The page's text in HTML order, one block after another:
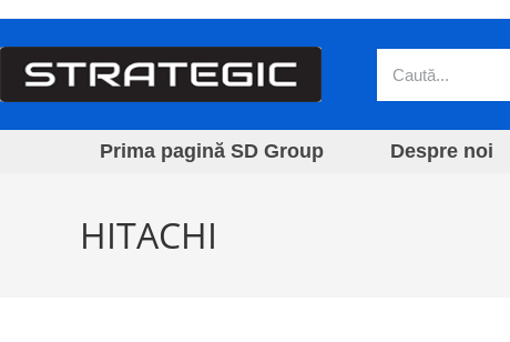
Prima pagină SD Group Despre noi
HITACHI